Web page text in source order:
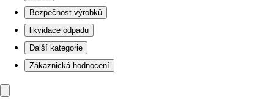
Bezpečnost výrobků
likvidace odpadu
Další kategorie
Zákaznická hodnocení